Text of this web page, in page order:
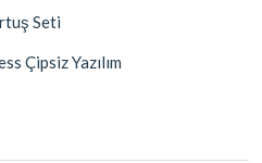
Seti
Çipsiz Yazılım